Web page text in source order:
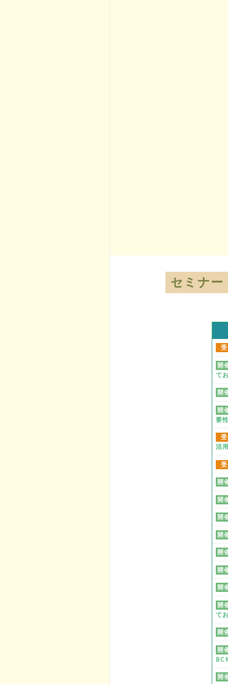
セミナー
開
て
開
開
要
活
開
開
開
開
開
開
開
開
て
開
開
開